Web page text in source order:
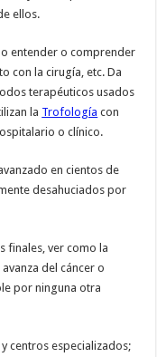
ellos.
entender o comprender
con la cirugía, etc. Da
terapéuticos usados
la Trofología con
o clínico.
en cientos de
desahuciados por
finales, ver como la
del cáncer o
por ninguna otra
centros especializados;